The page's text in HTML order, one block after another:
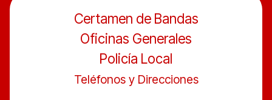
Certamen de Bandas
Oficinas Generales
Policía Local
Teléfonos y Direcciones